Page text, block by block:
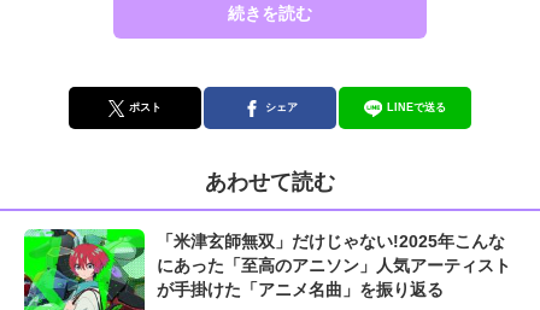
続きを読む
ポスト シェア LINEで送る
あわせて読む
「米津玄師無双」だけじゃない!2025年こんな
にあった「至高のアニソン」人気アーティスト
が手掛けた「アニメ名曲」を振り返る